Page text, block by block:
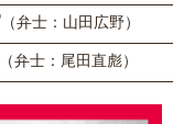
士：山田広野）
弁士：尾田直彪）